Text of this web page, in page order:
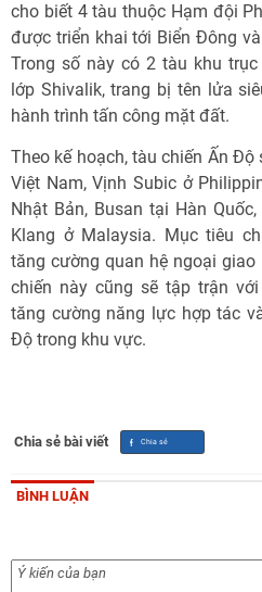
cho biết 4 tàu thuộc Hạm đội
được triển khai tới Biển Đông
Trong số này có 2 tàu khu
lớp Shivalik, trang bị tên lửa
hành trình tấn công mặt đất.
Theo kế hoạch, tàu chiến Ấn Độ
Việt Nam, Vịnh Subic ở
Nhật Bản, Busan tại Hàn
Klang ở Malaysia. Mục tiêu
tăng cường quan hệ ngoại
chiến này cũng sẽ tập trận
tăng cường năng lực hợp tác
Độ trong khu vực.
Chia sẻ bài viết
BÌNH LUẬN